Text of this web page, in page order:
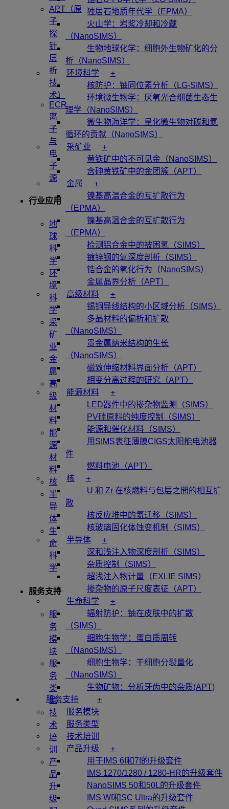
独居石地质年代学（EPMA）
火山学：岩浆冷却和冷藏
（NanoSIMS）
生物地球化学：细胞外生物矿化的分
析（NanoSIMS）
环境科学
+
核防护：铀同位素分析（LG-SIMS）
环境微生物学：厌氧光合细菌生态生
理学（NanoSIMS）
微生物海洋学：量化微生物对碳和氮
循环的贡献（NanoSIMS）
采矿业
+
黄铁矿中的不可见金（NanoSIMS）
含砷黄铁矿中的金团簇（APT）
金属
+
镍基高温合金的互扩散行为
（EPMA）
镍基高温合金的互扩散行为
（EPMA）
检测铝合金中的被困氢（SIMS）
镀锌钢的氧深度剖析（SIMS）
锆合金的氧化行为（NanoSIMS）
金属晶界分析（APT）
高级材料
+
锡铜导线结构的小区域分析（SIMS）
多晶材料的偏析和扩散
（NanoSIMS）
贵金属纳米结构的生长
（NanoSIMS）
磁致伸缩材料界面分析（APT）
相变分离过程的研究（APT）
能源材料
+
LED器件中的掺杂物监测（SIMS）
PV硅原料的纯度控制（SIMS）
能源和催化材料（SIMS）
用SIMS表征薄膜CIGS太阳能电池器
件
燃料电池（APT）
核
+
U 和 Zr 在核燃料与包层之間的相互扩
散
核反应堆中的氦迁移（SIMS）
核玻璃固化体蚀变机制（SIMS）
半导体
+
深和浅注入物深度剖析（SIMS）
杂质控制（SIMS）
超浅注入物计量（EXLIE SIMS）
掺杂物的原子尺度表征（APT）
生命科学
+
辐射防护：铀在皮肤中的扩散
（SIMS）
细胞生物学：蛋白质周转
（NanoSIMS）
细胞生物学：干细胞分裂量化
（NanoSIMS）
生物矿物：分析牙齿中的杂质(APT)
服务支持
+
服务模块
服务类型
技术培训
产品升级
+
用于IMS 6f和7f的升级套件
IMS 1270/1280 / 1280-HR的升级套件
NanoSIMS 50和50L的升级套件
IMS Wf和SC Ultra的升级套件
APT（原
子
探
针
层
析
技
术）
ECR
离
子
与
电
子
源
行业应用
地
球
科
学
环
境
科
学
采
矿
业
金
属
高
级
材
料
能
源
材
料
核
半
导
体
生
命
科
学
服务支持
服
务
模
块
服
务
类
型
技
术
培
训
产
品
升
级